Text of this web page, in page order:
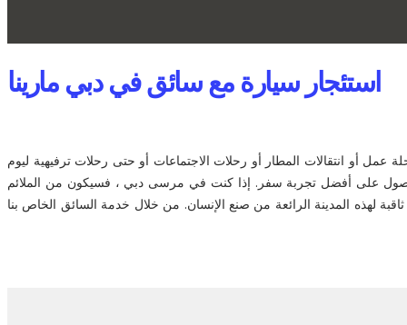
استئجار سيارة مع سائق في دبي مارينا
أو انتقالات المطار أو رحلات الاجتماعات أو حتى رحلات ترفيهية ليوم
على أفضل تجربة سفر. إذا كنت في مرسى دبي ، فسيكون من الملائم
لهذه المدينة الرائعة من صنع الإنسان. من خلال خدمة السائق الخاص بنا